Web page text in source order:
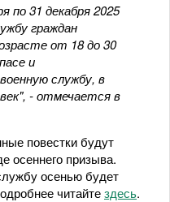
31 декабря 2025
граждан
от 18 до 30
и
службу, в
- отмечается в
повестки будут
осеннего призыва.
осенью будет
читайтездесь.